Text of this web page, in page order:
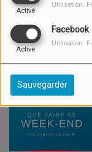
Activé
Utilisation:
Facebook
Activé
Utilisation:
Sauvegarder